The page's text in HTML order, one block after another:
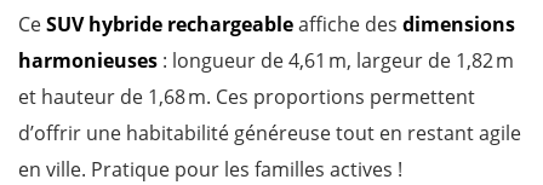
CeSUV hybride rechargeableaffiche des dimensions
harmonieuses : longueur de 4,61 m, largeur de 1,82 m
et hauteur de 1,68 m. Ces proportions permettent
d’offrir une habitabilité généreuse tout en restant agile
en ville. Pratique pour les familles actives !